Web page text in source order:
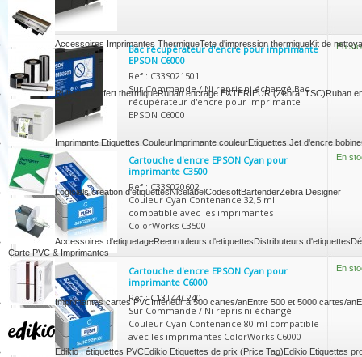
Accessoires Imprimantes ThermiqueTete d'impression thermiqueKit de
Ruban transfert thermiqueRuban encrage EXTERIEUR (Zebra, TSC)Ruban
Imprimante Etiquettes CouleurImprimante couleurEtiquettes Jet d'encre bobine
Logiciels creation d'etiquettesNicelabelCodesoftBartenderZebra Designer
Accessoires d'etiquetageReenrouleurs d'etiquettesDistributeurs d'etiquettes
Carte PVC & Imprimantes
Imprimantes cartes PVCInférieur à 500 cartes/anEntre 500 et 5000 cartes/an
Edikio : étiquettes PVCEdikio Etiquettes de prix (Price Tag)Edikio Etiquettes
Bac récupérateur d'encre pour imprimante
EPSON C6000
Ref : C33S021501
Sur Commande / Ni repris ni échangé Bac
récupérateur d'encre pour imprimante
EPSON C6000
En
Cartouche d'encre EPSON Cyan pour
imprimante C3500
Ref : C33S020602
Couleur Cyan Contenance 32,5 ml
compatible avec les imprimantes
ColorWorks C3500
En
Cartouche d'encre EPSON Cyan pour
imprimante C6000
Ref : C13T44C240
Sur Commande / Ni repris ni échangé
Couleur Cyan Contenance 80 ml compatible
avec les imprimantes ColorWorks C6000
En